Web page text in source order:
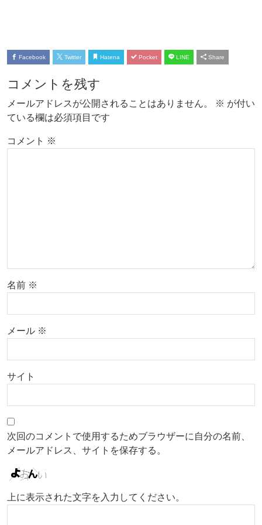
Facebook Twitter Hatena Pocket LINE Share
コメントを残す
メールアドレスが公開されることはありません。 ※ が付い
ている欄は必須項目です
コメント ※
名前 ※
メール ※
サイト
次回のコメントで使用するためブラウザーに自分の名前、
メールアドレス、サイトを保存する。
上に表示された文字を入力してください。